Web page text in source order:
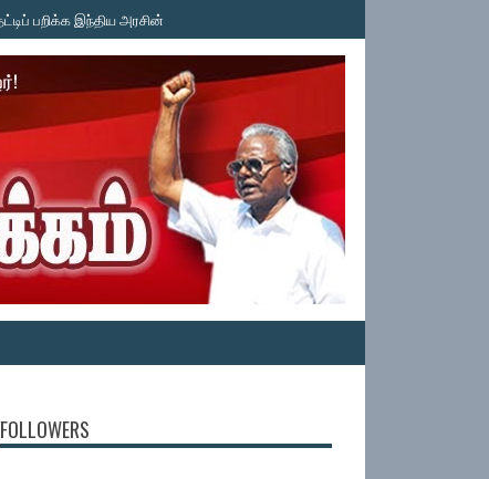
இந்திய அரசின் பச்சைக் கொடி! காவிரி உரிமை மீட்புக் குழு கண்டனம் - கி.
FOLLOWERS